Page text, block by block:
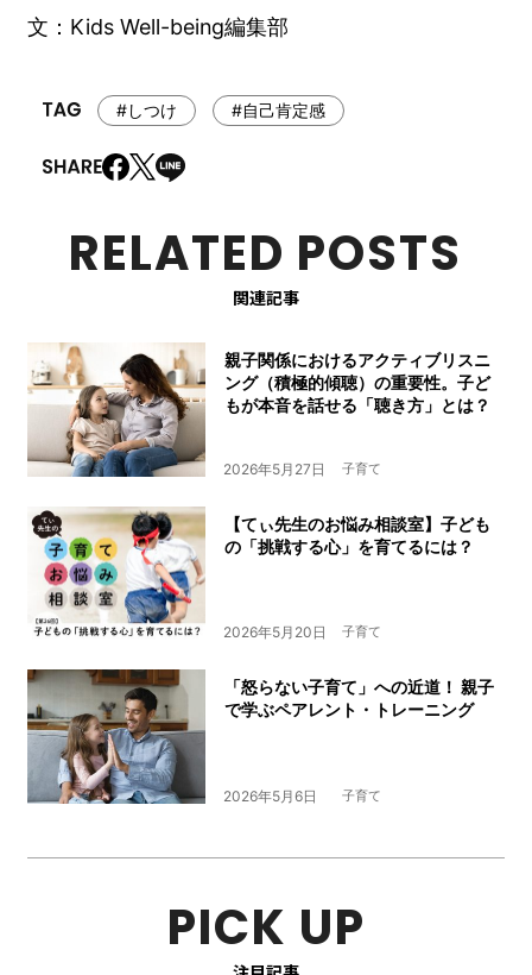
文：Kids Well-being編集部
#しつけ #自己肯定感
RELATED POSTS
関連記事
親子関係におけるアクティブリスニ
ング（積極的傾聴）の重要性。子ど
もが本音を話せる「聴き方」とは？
2026年5月27日 子育て
【てぃ先生のお悩み相談室】子ども
の「挑戦する心」を育てるには？
2026年5月20日 子育て
「怒らない子育て」への近道！ 親子
で学ぶペアレント・トレーニング
2026年5月6日 子育て
PICK UP